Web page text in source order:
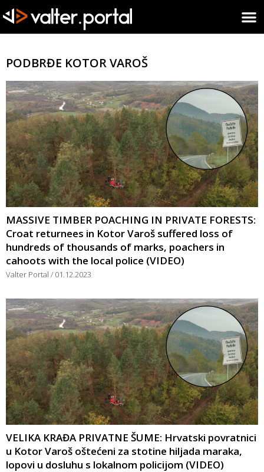
PODBRĐE KOTOR VAROŠ
MASSIVE TIMBER POACHING IN PRIVATE FORESTS:
Croat returnees in Kotor Varoš suffered loss of
hundreds of thousands of marks, poachers in
cahoots with the local police (VIDEO)
Valter Portal 01.12.2023
VELIKA KRAĐA PRIVATNE ŠUME: Hrvatski povratnici
u Kotor Varoš oštećeni za stotine hiljada maraka,
lopovi u dosluhu s lokalnom policijom (VIDEO)